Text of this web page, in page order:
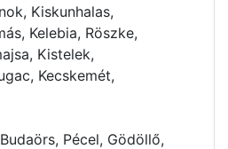
Kiskunhalas,
Kelebia, Röszke,
Kistelek,
Kecskemét,
Pécel, Gödöllő,